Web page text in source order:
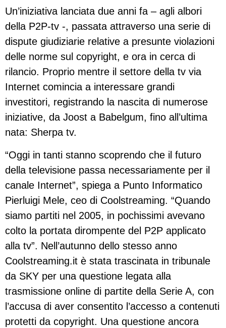
Un’iniziativa lanciata due anni fa – agli albori
della P2P-tv -, passata attraverso una serie di
dispute giudiziarie relative a presunte violazioni
delle norme sul copyright, e ora in cerca di
rilancio. Proprio mentre il settore della tv via
Internet comincia a interessare grandi
investitori, registrando la nascita di numerose
iniziative, da Joost a Babelgum, fino all’ultima
nata: Sherpa tv.
“Oggi in tanti stanno scoprendo che il futuro
della televisione passa necessariamente per il
canale Internet”, spiega a Punto Informatico
Pierluigi Mele, ceo di Coolstreaming. “Quando
siamo partiti nel 2005, in pochissimi avevano
colto la portata dirompente del P2P applicato
alla tv”. Nell’autunno dello stesso anno
Coolstreaming.it è stata trascinata in tribunale
da SKY per una questione legata alla
trasmissione online di partite della Serie A, con
l’accusa di aver consentito l’accesso a contenuti
protetti da copyright. Una questione ancora